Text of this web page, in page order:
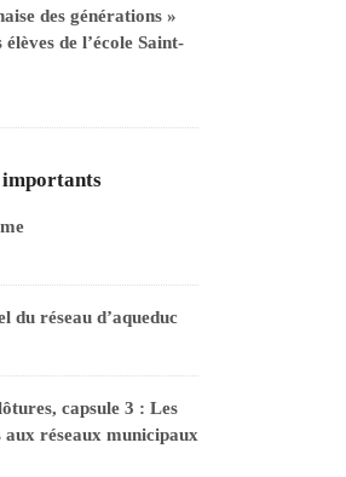
des générations »
de l’école Saint-
importants
du réseau d’aqueduc
capsule 3 : Les
aux réseaux municipaux